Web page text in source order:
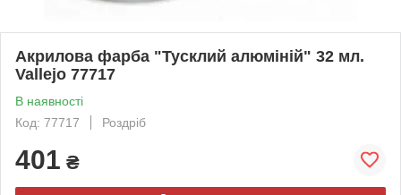
Акрилова фарба "Тусклий алюміній" 32 мл.
Vallejo 77717
В наявності
Код: 77717
Роздріб
401 ₴